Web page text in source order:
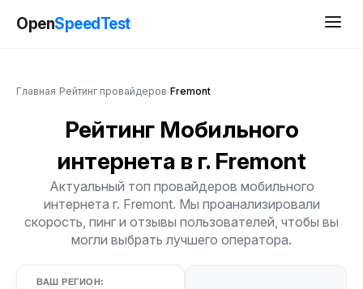
OpenSpeedTest
Главная Рейтинг провайдеров Fremont
Рейтинг Мобильного
интернета в г. Fremont
Актуальный топ провайдеров мобильного
интернета г. Fremont. Мы проанализировали
скорость, пинг и отзывы пользователей, чтобы вы
могли выбрать лучшего оператора.
ВАШ РЕГИОН: